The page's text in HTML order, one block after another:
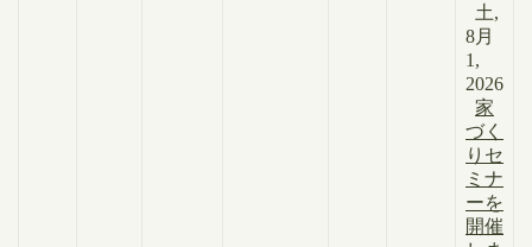
土,
8月
1,
2026
家
づく
りセ
ミナ
ーを
開催